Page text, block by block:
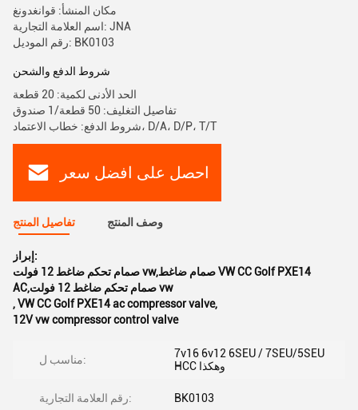
مكان المنشأ: قوانغدونغ
اسم العلامة التجارية: JNA
رقم الموديل: BK0103
شروط الدفع والشحن
الحد الأدنى لكمية: 20 قطعة
تفاصيل التغليف: 50 قطعة/1 صندوق
شروط الدفع: خطاب الاعتماد، D/A، D/P، T/T
احصل على افضل سعر
تفاصيل المنتج وصف المنتج
إبراز:
صمام تحكم ضاغط 12 فولت vw,صمام ضاغط VW CC Golf PXE14
AC,صمام تحكم ضاغط 12 فولت vw
,VW CC Golf PXE14 ac compressor valve,
12V vw compressor control valve
مناسب ل:
7v16 6v12 6SEU / 7SEU/5SEU
HCC وهكذا
رقم العلامة التجارية: BK0103